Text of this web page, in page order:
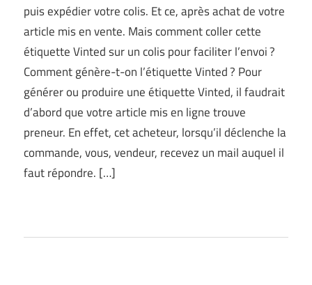
puis expédier votre colis. Et ce, après achat de votre
article mis en vente. Mais comment coller cette
étiquette Vinted sur un colis pour faciliter l’envoi ?
Comment génère-t-on l’étiquette Vinted ? Pour
générer ou produire une étiquette Vinted, il faudrait
d’abord que votre article mis en ligne trouve
preneur. En effet, cet acheteur, lorsqu’il déclenche la
commande, vous, vendeur, recevez un mail auquel il
faut répondre. […]